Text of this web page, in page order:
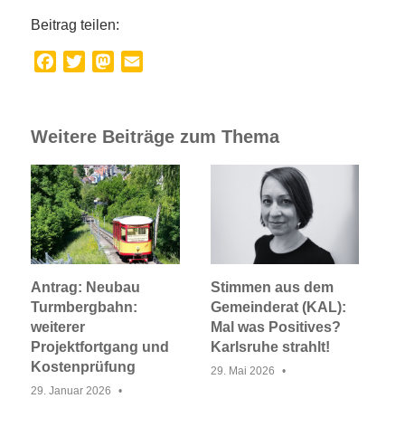
Beitrag teilen:
Facebook
TwitterMastodon
Weitere Beiträge zum Thema
Antrag: Neubau
Turmbergbahn:
weiterer
Projektfortgang und
Kostenprüfung
29. Januar 2026
Stimmen aus dem
Gemeinderat (KAL):
Mal was Positives?
Karlsruhe strahlt!
29. Mai 2026